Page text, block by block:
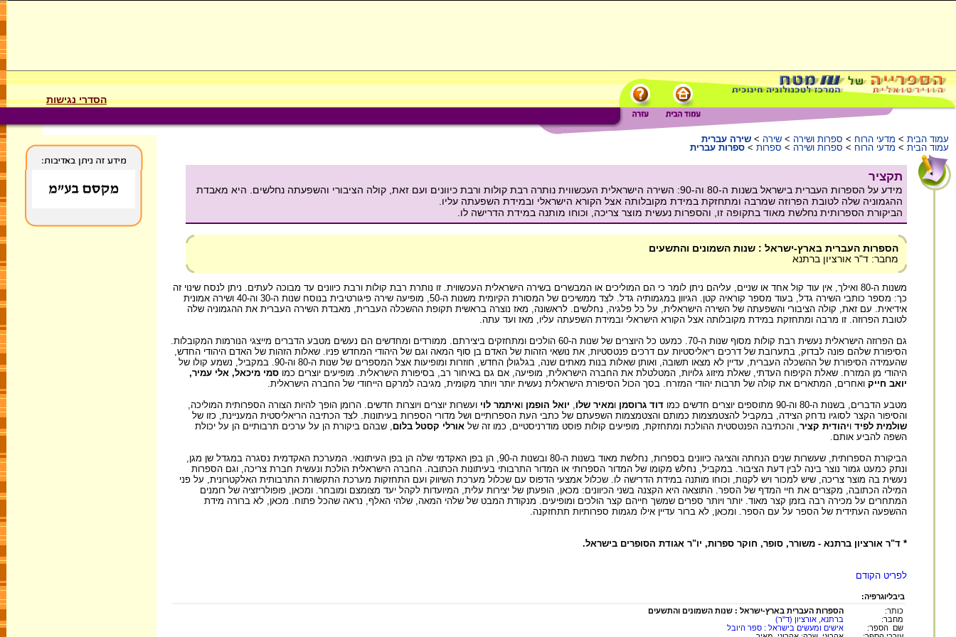
הסדרי נגישות
עמוד הבית > מדעי הרוח > ספרות ושירה > שירה > שירה עברית
עמוד הבית > מדעי הרוח > ספרות ושירה > ספרות > ספרות עברית
תקציר
מידע על הספרות העברית בישראל בשנות ה-80 וה-90: השירה הישראלית העכשווית נותרה רבת קולות ורבת כיוונים ועם זאת, קולה הציבורי והשפעתה נחלשים. היא מאבדת
ההגמוניה שלה לטובת הפרוזה שמרבה ומתחזקת במידת מקובלותה אצל הקורא הישראלי ובמידת השפעתה עליו.
הביקורת הספרותית נחלשת מאוד בתקופה זו, והספרות נעשית מוצר צריכה, וכוחו מותנה במידת הדרישה לו.
הספרות העברית בארץ-ישראל : שנות השמונים והתשעים
מחבר: ד"ר אורציון ברתנא
משנות ה-80 ואילך, אין עוד קול אחד או שניים, עליהם ניתן לומר כי הם המוליכים או המבשרים בשירה הישראלית העכשווית. זו נותרת רבת קולות ורבת כיוונים עד מבוכה לעתים. ניתן לנסח שינוי זה
כך: מספר כותבי השירה גדל, בעוד מספר קוראיה קטן. הגיוון במגמותיה גדל. לצד ממשיכים של המסורת הקיומית משנות ה-50, מופיעה שירה פיגורטיבית בנוסח שנות ה-30 וה-40 ושירה אמונית
אידיאית. עם זאת, קולה הציבורי והשפעתה של השירה הישראלית, על כל פלגיה, נחלשים. לראשונה, מאז נוצרה בראשית תקופת ההשכלה העברית, מאבדת השירה העברית את ההגמוניה שלה
לטובת הפרוזה. זו מרבה ומתחזקת במידת מקובלותה אצל הקורא הישראלי ובמידת השפעתה עליו, מאז ועד עתה.
גם הפרוזה הישראלית נעשית רבת קולות מסוף שנות ה-70. כמעט כל היוצרים של שנות ה-60 הולכים ומתחזקים ביצירתם. ממורדים ומחדשים הם נעשים מטבע הדברים מייצגי הנורמות המקובלות.
הסיפורת שלהם פונה לבדוק, בתערובת של דרכים ריאליסטיות עם דרכים פנטסטיות, את נושאי הזהות של האדם בן סוף המאה וגם של היהודי המחדש פניו. שאלות הזהות של האדם היהודי החדש,
שהעמידה הסיפורת של ההשכלה העברית, עדיין לא מצאו תשובה, ואותן שאלות בנות מאתים שנה, בגלגולן החדש, חוזרות ומופיעות אצל המספרים של שנות ה-80 וה-90. במקביל, נשמע קולו של
היהודי מן המזרח. שאלת הקיפוח העדתי, שאלת מיזוג גלויות, המטלטלת את החברה הישראלית, מופיעה, אם גם באיחור רב, בסיפורת הישראלית. מופיעים יוצרים כמו סמי מיכאל, אלי עמיר,
יואב חייק ואחרים, המתארים את קולה של תרבות יהודי המזרח. בסך הכול הסיפורת הישראלית נעשית יותר ויותר מקומית, מגיבה למרקם הייחודי של החברה הישראלית.
מטבע הדברים, בשנות ה-80 וה-90 מתוספים יוצרים חדשים כמו
דוד גרוסמן ומאיר שלו יואל הופמן ואיתמר לוי ועשרות יוצרים ויוצרות חדשים. הרומן הופך להיות הצורה הספרותית המוליכה,
והסיפור הקצר לסוגיו נדחק הצידה, במקביל להצטמצמות כמותם והצטמצמות השפעתם של כתבי העת הספרותיים ושל מדורי הספרות בעיתונות. לצד הכתיבה הריאליסטית המעניינת, כזו של
שולמית לפיד ויהודית קציר , והכתיבה הפנטסטית ההולכת ומתחזקת, מופיעים קולות פוסט מודרניסטיים, כמו זה של אורלי קסטל בלום , שבהם ביקורת הן על ערכים תרבותיים הן על יכולת
השפה להביע אותם.
הביקורת הספרותית, שעשרות שנים הנחתה והציגה כיוונים בספרות, נחלשת מאוד בשנות ה-80 ובשנות ה-90, הן בפן האקדמי שלה הן בפן העיתונאי. המערכת האקדמית נסגרה במגדל שן מגן,
ונתק כמעט גמור נוצר בינה לבין דעת הציבור. במקביל, נחלש מקומו של המדור הספרותי או המדור התרבותי בעיתונות הכתובה. החברה הישראלית הולכת ונעשית חברת צריכה, וגם הספרות
נעשית בה מוצר צריכה, שיש למכור ויש לקנות, וכוחו מותנה במידת הדרישה לו. שכלול אמצעי הדפוס עם שכלול מערכת השיווק ועם התחזקות מערכת התקשורת התרבותית האלקטרונית, על פני
המילה הכתובה, מקצרים את חיי המדף של הספר. התוצאה היא הקצנה בשני הכיוונים: מכאן, הופעתן של יצירות עלית, המיועדות לקהל יעד מצומצם ומובחר. ומכאן, פופולריזציה של רומנים
המתחרים על מכירה רבה בזמן קצר מאוד. יותר ויותר ספרים שמשך חייהם קצר הולכים ומופיעים. מנקודת המבט של שלהי המאה, שלהי האלף, נראה שהכל פתוח. מכאן, לא ברורה מידת
ההשפעה העתידית של הספר על עם הספר. ומכאן, לא ברור עדיין אילו מגמות ספרותיות תתחזקנה.
* ד"ר אורציון ברתנא - משורר, סופר, חוקר ספרות, יו"ר אגודת הסופרים בישראל.
לפריט הקודם
ביבליוגרפיה:
כותר:
הספרות העברית בארץ-ישראל : שנות השמונים והתשעים
מחבר:
ברתנא, אורציון (ד"ר)
שם הספר:
אישים ומעשים בישראל : ספר היובל